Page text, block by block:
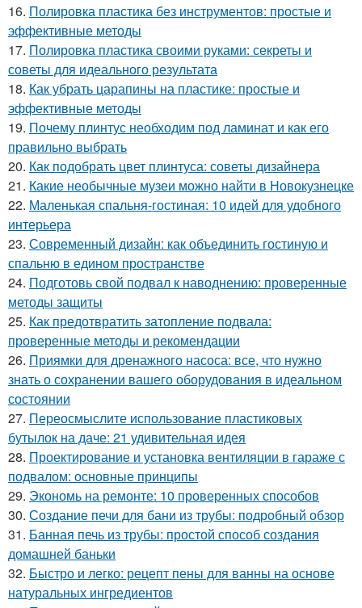
16. Полировка пластика без инструментов: простые и
эффективные методы
17. Полировка пластика своими руками: секреты и
советы для идеального результата
18. Как убрать царапины на пластике: простые и
эффективные методы
19. Почему плинтус необходим под ламинат и как его
правильно выбрать
20. Как подобрать цвет плинтуса: советы дизайнера
21. Какие необычные музеи можно найти в Новокузнецке
22. Маленькая спальня-гостиная: 10 идей для удобного
интерьера
23. Современный дизайн: как объединить гостиную и
спальню в едином пространстве
24. Подготовь свой подвал к наводнению: проверенные
методы защиты
25. Как предотвратить затопление подвала:
проверенные методы и рекомендации
26. Приямки для дренажного насоса: все, что нужно
знать о сохранении вашего оборудования в идеальном
состоянии
27. Переосмыслите использование пластиковых
бутылок на даче: 21 удивительная идея
28. Проектирование и установка вентиляции в гараже с
подвалом: основные принципы
29. Экономь на ремонте: 10 проверенных способов
30. Создание печи для бани из трубы: подробный обзор
31. Банная печь из трубы: простой способ создания
домашней баньки
32. Быстро и легко: рецепт пены для ванны на основе
натуральных ингредиентов